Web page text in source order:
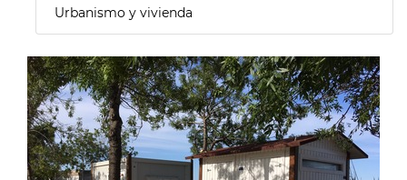
Urbanismo y vivienda